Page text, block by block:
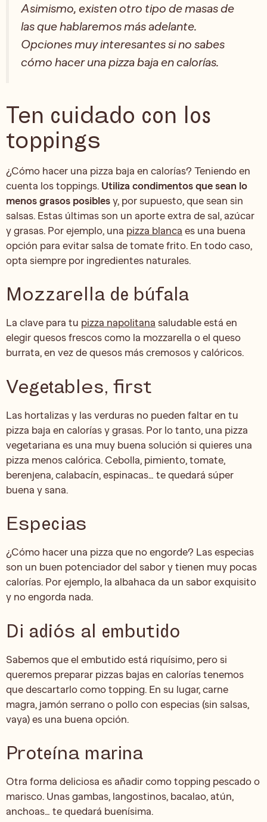
Asimismo, existen otro tipo de masas de
las que hablaremos más adelante.
Opciones muy interesantes si no sabes
cómo hacer una pizza baja en calorías.
Ten cuidado con los
toppings
¿Cómo hacer una pizza baja en calorías? Teniendo en
cuenta los toppings. Utiliza condimentos que sean lo
menos grasos posibles y, por supuesto, que sean sin
salsas. Estas últimas son un aporte extra de sal, azúcar
y grasas. Por ejemplo, una pizza blanca es una buena
opción para evitar salsa de tomate frito. En todo caso,
opta siempre por ingredientes naturales.
Mozzarella de búfala
La clave para tu pizza napolitana saludable está en
elegir quesos frescos como la mozzarella o el queso
burrata, en vez de quesos más cremosos y calóricos.
Vegetables, first
Las hortalizas y las verduras no pueden faltar en tu
pizza baja en calorías y grasas. Por lo tanto, una pizza
vegetariana es una muy buena solución si quieres una
pizza menos calórica. Cebolla, pimiento, tomate,
berenjena, calabacín, espinacas… te quedará súper
buena y sana.
Especias
¿Cómo hacer una pizza que no engorde? Las especias
son un buen potenciador del sabor y tienen muy pocas
calorías. Por ejemplo, la albahaca da un sabor exquisito
y no engorda nada.
Di adiós al embutido
Sabemos que el embutido está riquísimo, pero si
queremos preparar pizzas bajas en calorías tenemos
que descartarlo como topping. En su lugar, carne
magra, jamón serrano o pollo con especias (sin salsas,
vaya) es una buena opción.
Proteína marina
Otra forma deliciosa es añadir como topping pescado o
marisco. Unas gambas, langostinos, bacalao, atún,
anchoas… te quedará buenísima.